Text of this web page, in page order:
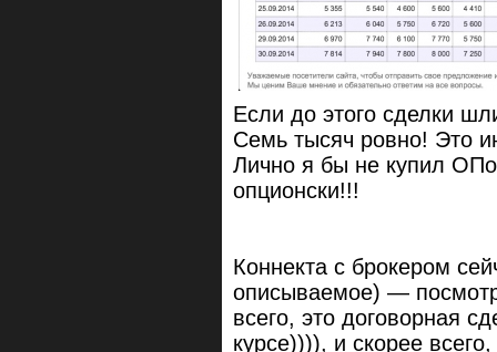
Если до этого сделки
Семь тысяч ровно! Это
Лично я бы не купил
опционски!!!
Коннекта с брокером
описываемое) —
всего, это договорная
курсе)))), и скорее